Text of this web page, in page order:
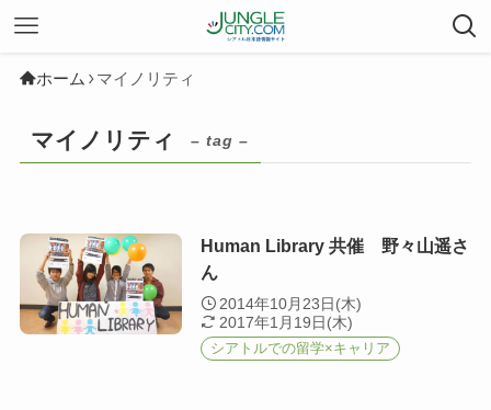
ホーム マイノリティ
マイノリティ – tag –
Human Library 共催 野々山遥さ
ん
2014年10月23日(木)
2017年1月19日(木)
シアトルでの留学×キャリア